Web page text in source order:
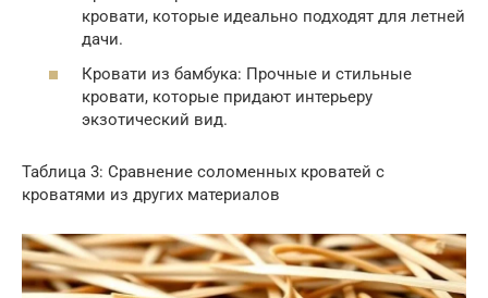
кровати, которые идеально подходят для летней
дачи.
Кровати из бамбука: Прочные и стильные
кровати, которые придают интерьеру
экзотический вид.
Таблица 3: Сравнение соломенных кроватей с
кроватями из других материалов